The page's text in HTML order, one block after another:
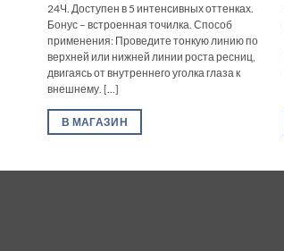
24Ч. Доступен в 5 интенсивных оттенках.
Бонус – встроенная точилка. Способ
применения: Проведите тонкую линию по
верхней или нижней линии роста ресниц,
двигаясь от внутреннего уголка глаза к
внешнему. [...]
В МАГАЗИН